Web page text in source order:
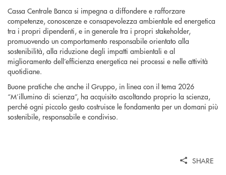
Cassa Centrale Banca si impegna a diffondere e rafforzare
competenze, conoscenze e consapevolezza ambientale ed energetica
tra i propri dipendenti, e in generale tra i propri stakeholder,
promuovendo un comportamento responsabile orientato alla
sostenibilità, alla riduzione degli impatti ambientali e al
miglioramento dell’efficienza energetica nei processi e nelle attività
quotidiane.
Buone pratiche che anche il Gruppo, in linea con il tema 2026
“M’illumino di scienza”, ha acquisito ascoltando proprio la scienza,
perché ogni piccolo gesto costruisce le fondamenta per un domani più
sostenibile, responsabile e condiviso.
SHARE